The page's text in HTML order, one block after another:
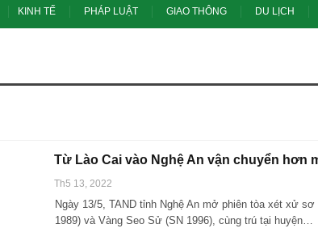
KINH TẾ PHÁP LUẬT GIAO THÔNG DU LỊCH
Từ Lào Cai vào Nghệ An vận chuyển hơn
Th5 13, 2022
Ngày 13/5, TAND tỉnh Nghệ An mở phiên tòa xét xử sơ
1989) và Vàng Seo Sử (SN 1996), cùng trú tại huyện…
Thủ tướng: Xử lý nghiêm các vụ tiêu cực
Trang
thuế